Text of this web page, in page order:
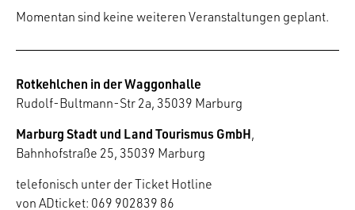
Momentan sind keine weiteren Veranstaltungen geplant.
Rotkehlchen in der Waggonhalle
Rudolf-Bultmann-Str 2a, 35039 Marburg
Marburg Stadt und Land Tourismus GmbH,
Bahnhofstraße 25, 35039 Marburg
telefonisch unter der Ticket Hotline
von ADticket: 069 902839 86